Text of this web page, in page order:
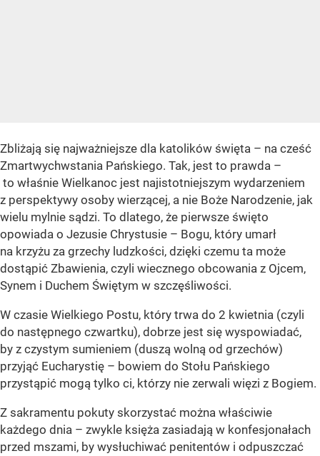
Zbliżają się najważniejsze dla katolików święta – na cześć
Zmartwychwstania Pańskiego. Tak, jest to prawda –
to właśnie Wielkanoc jest najistotniejszym wydarzeniem
z perspektywy osoby wierzącej, a nie Boże Narodzenie, jak
wielu mylnie sądzi. To dlatego, że pierwsze święto
opowiada o Jezusie Chrystusie – Bogu, który umarł
na krzyżu za grzechy ludzkości, dzięki czemu ta może
dostąpić Zbawienia, czyli wiecznego obcowania z Ojcem,
Synem i Duchem Świętym w szczęśliwości.
W czasie Wielkiego Postu, który trwa do 2 kwietnia (czyli
do następnego czwartku), dobrze jest się wyspowiadać,
by z czystym sumieniem (duszą wolną od grzechów)
przyjąć Eucharystię – bowiem do Stołu Pańskiego
przystąpić mogą tylko ci, którzy nie zerwali więzi z Bogiem.
Z sakramentu pokuty skorzystać można właściwie
każdego dnia – zwykle księża zasiadają w konfesjonałach
przed mszami, by wysłuchiwać penitentów i odpuszczać